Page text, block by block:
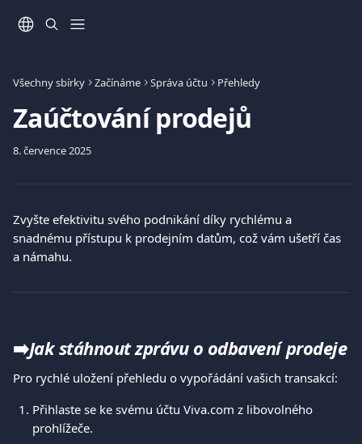
Všechny sbírky Začínáme Správa účtu Přehledy
Zaúčtování prodejů
8. července 2025
​Zvyšte efektivitu svého podnikání díky rychlému a
snadnému přístupu k prodejním datům, což vám ušetří čas
a námahu.
➡️Jak stáhnout zprávu o odbavení prodeje
Pro rychlé uložení přehledu o vypořádání vašich transakcí:
Přihlaste se ke svému účtu Viva.com z libovolného
prohlížeče.